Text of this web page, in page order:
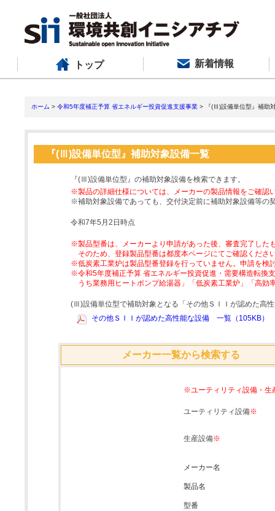
トップ 新着情報
ホーム > 令和5年度補正予算 省エネルギー投資促進支援事業 > 『(Ⅲ)設備単位型』補助
『(Ⅲ)設備単位型』補助対象設備一覧
『(Ⅲ)設備単位型』の補助対象設備を検索できます。
※製品の詳細仕様については、メーカーの製品情報をご確認
※補助対象設備であっても、交付決定前に補助対象設備等の
令和7年5月2日時点
※製品型番は、メーカーより申請があった後、審査完了した
そのため、登録製品型番は都度本ページにてご確認くださ
※低炭素工業炉は製品型番登録を行っていません。申請を検
※令和5年度補正予算 省エネルギー投資促進・需要構造転換
うち業務用ヒートポンプ給湯器」「低炭素工業炉」「高
(Ⅲ)設備単位型で補助対象となる「その他ＳＩＩが認めた高
その他ＳＩＩが認めた高性能な設備 一覧（105KB）
メーカー一覧から検索する
※ユーティリティ設備・生
ユーティリティ設備※
生産設備※
メーカー名
製品名
型番